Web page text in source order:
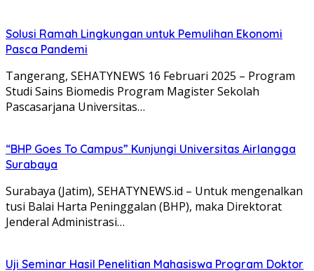
Solusi Ramah Lingkungan untuk Pemulihan Ekonomi
Pasca Pandemi
Tangerang, SEHATYNEWS 16 Februari 2025 – Program
Studi Sains Biomedis Program Magister Sekolah
Pascasarjana Universitas…
“BHP Goes To Campus” Kunjungi Universitas Airlangga
Surabaya
Surabaya (Jatim), SEHATYNEWS.id – Untuk mengenalkan
tusi Balai Harta Peninggalan (BHP), maka Direktorat
Jenderal Administrasi…
Uji Seminar Hasil Penelitian Mahasiswa Program Doktor